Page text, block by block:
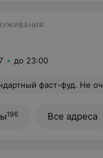
до 23:00
Правда, на вкус не всё "заходит", но это уже мои личные особенности. Коктейли не особо нравятся: бывают нормальные, а бывают очень густые. Нужно порядком
196 Все адреса